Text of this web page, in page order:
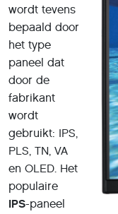
wordt tevens
bepaald door
het type
paneel dat
door de
fabrikant
wordt
gebruikt: IPS,
PLS, TN, VA
en OLED. Het
populaire
IPS-paneel